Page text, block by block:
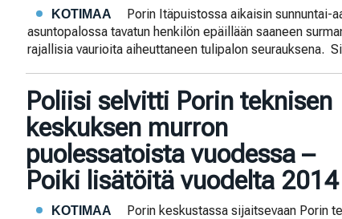
KOTIMAA
Porin Itäpuistossa aikaisin sunnuntai-
asuntopalossa tavatun henkilön epäillään saaneen
rajallisia vaurioita aiheuttaneen tulipalon seurauksena.
Poliisi selvitti Porin teknisen
keskuksen murron
puolessatoista vuodessa –
Poiki lisätöitä vuodelta 2014
KOTIMAA
Porin keskustassa sijaitsevaan Porin